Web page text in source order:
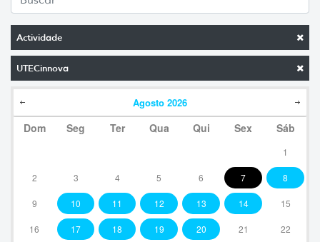
Actividade
UTECinnova
Agosto 2026
Dom Seg Ter Qua Qui Sex Sáb
1
2 3 4 5 6 7 8
9 10 11 12 13 14 15
16 17 18 19 20 21 22